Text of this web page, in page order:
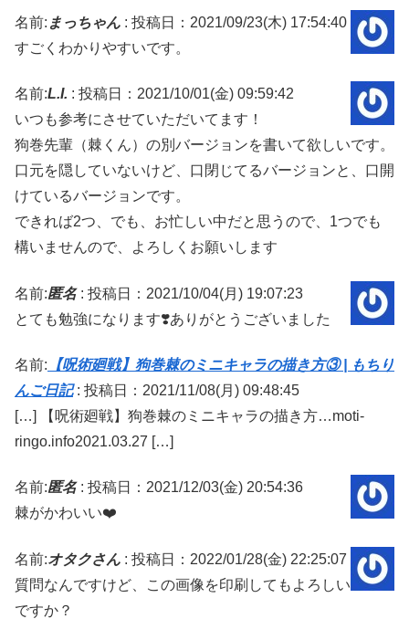
名前: まっちゃん : 投稿日：2021/09/23(木) 17:54:40
すごくわかりやすいです。
名前:L.I. : 投稿日：2021/10/01(金) 09:59:42
いつも参考にさせていただいてます！
狗巻先輩（棘くん）の別バージョンを書いて欲しいです。
口元を隠していないけど、口閉じてるバージョンと、口開
けているバージョンです。
できれば2つ、でも、お忙しい中だと思うので、1つでも
構いませんので、よろしくお願いします
名前:匿名: 投稿日：2021/10/04(月) 19:07:23
とても勉強になります❣️ありがとうございました
名前: 【呪術廻戦】狗巻棘のミニキャラの描き方③ | もちり
んご日記: 投稿日：2021/11/08(月) 09:48:45
[…] 【呪術廻戦】狗巻棘のミニキャラの描き方…moti-
ringo.info2021.03.27 […]
名前:匿名: 投稿日：2021/12/03(金) 20:54:36
棘がかわいい❤️
名前:オタクさん : 投稿日：2022/01/28(金) 22:25:07
質問なんですけど、この画像を印刷してもよろしい
ですか？